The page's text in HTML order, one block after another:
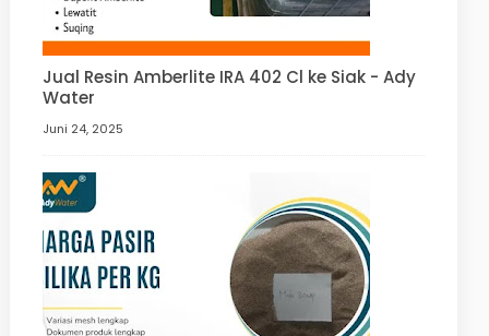
Jual Resin Amberlite IRA 402 Cl ke Siak - Ady
Water
Juni 24, 2025